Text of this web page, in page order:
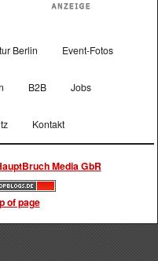
Berlin Event-Fotos
B2B Jobs
Kontakt
Media GbR
of page